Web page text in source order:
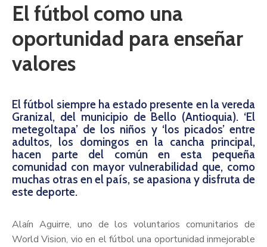
El fútbol como una
oportunidad para enseñar
valores
El fútbol siempre ha estado presente en la vereda
Granizal, del municipio de Bello (Antioquia). ‘El
metegoltapa’ de los niños y ‘los picados’ entre
adultos, los domingos en la cancha principal,
hacen parte del común en esta pequeña
comunidad con mayor vulnerabilidad que, como
muchas otras en el país, se apasiona y disfruta de
este deporte.
Alaín Aguirre, uno de los voluntarios comunitarios de
World Vision, vio en el fútbol una oportunidad inmejorable